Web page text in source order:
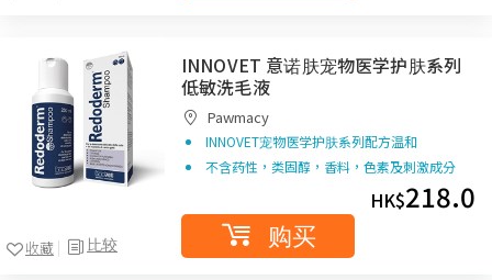
比较
收藏
INNOVET 意诺肤宠物医学护肤系列
低敏洗毛液
Pawmacy
INNOVET宠物医学护肤系列配方温和
不含药性，类固醇，香料，色素及刺激成分
HK$218.0
购买